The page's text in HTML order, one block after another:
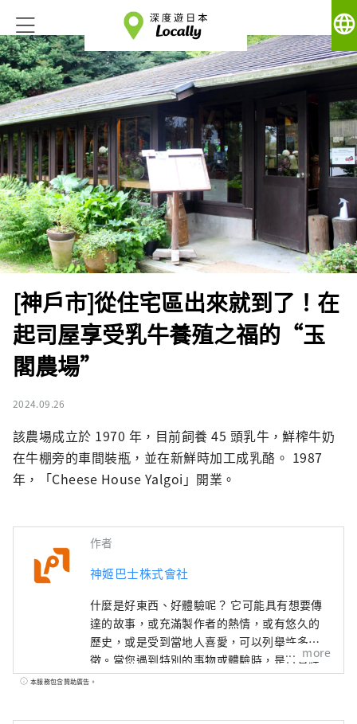
language
[神戶市]從住宅區出來就到了！在
起司屋享受乳牛養殖之福的“玉
閣農場”
2024.09.26
該農場成立於 1970 年，目前飼養 45 頭乳牛，鮮榨牛奶
在牛棚旁的車間裝瓶，並在新鮮時加工成乳酪。 1987
年，「Cheese House Yalgoi」開業。
作者
神姬巴士株式會社
什麼是好東西、好體驗呢？ 它可能具有想要傳
達的故事，或充滿製作者的熱情，或有悠久的
歷史，或是受到當地人喜愛，可以列舉許多特
徵。當您遇到特別的事物或體驗時，是否曾經
因為高興而想要告訴別人呢？ 而且，當您傳達
more
本服務包含贊助廣告。